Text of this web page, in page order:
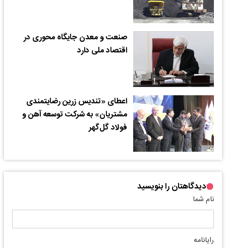
صنعت و معدن جایگاه محوری در
اقتصاد ملی دارد
اعطای «تندیس زرین رضایتمندی
مشتریان» به شرکت توسعه آهن و
فولاد گل‌گهر
دیدگاهتان را بنویسید
نام شما
رایانامه